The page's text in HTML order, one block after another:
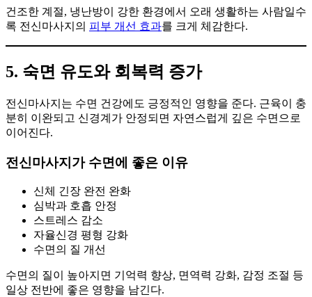
건조한 계절, 냉난방이 강한 환경에서 오래 생활하는 사람일수
록 전신마사지의 피부 개선 효과를 크게 체감한다.
5. 숙면 유도와 회복력 증가
전신마사지는 수면 건강에도 긍정적인 영향을 준다. 근육이 충
분히 이완되고 신경계가 안정되면 자연스럽게 깊은 수면으로
이어진다.
전신마사지가 수면에 좋은 이유
신체 긴장 완전 완화
심박과 호흡 안정
스트레스 감소
자율신경 평형 강화
수면의 질 개선
수면의 질이 높아지면 기억력 향상, 면역력 강화, 감정 조절 등
일상 전반에 좋은 영향을 남긴다.